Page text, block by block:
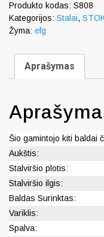
Produkto kodas: S808
Kategorijos: Stalai,
Žyma: efg
Aprašymas
Šio gamintojo kiti baldai
Aukštis:
Stalviršio plotis:
Stalviršio ilgis:
Baldas Surinktas:
Variklis:
Spalva: